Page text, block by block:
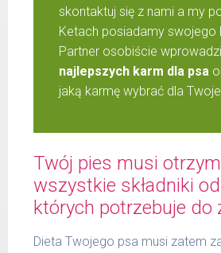
skontaktuj się z nami a my
Ketach posiadamy swojego
Partner osobiście
najlepszych karm dla psa
jaką karmę wybrać dla
Twój pies musi
wszystkie składniki
których potrzebuje do
Dieta Twojego psa musi zatem